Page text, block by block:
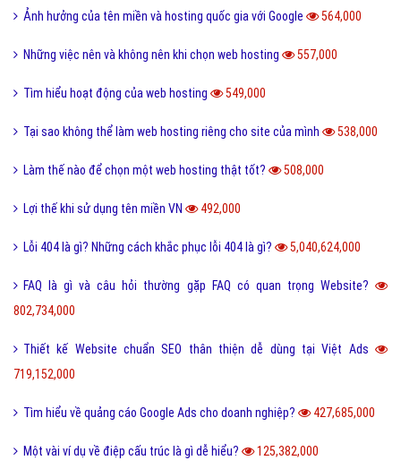
Ảnh hưởng của tên miền và hosting quốc gia với Google 564,000
Những việc nên và không nên khi chọn web hosting 557,000
Tìm hiểu hoạt động của web hosting 549,000
Tại sao không thể làm web hosting riêng cho site của mình 538,000
Làm thế nào để chọn một web hosting thật tốt? 508,000
Lợi thế khi sử dụng tên miền VN 492,000
Lỗi 404 là gì? Những cách khắc phục lỗi 404 là gì? 5,040,624,000
FAQ là gì và câu hỏi thường gặp FAQ có quan trọng Website?
802,734,000
Thiết kế Website chuẩn SEO thân thiện dễ dùng tại Việt Ads
719,152,000
Tìm hiểu về quảng cáo Google Ads cho doanh nghiệp? 427,685,000
Một vài ví dụ về điệp cấu trúc là gì dễ hiểu? 125,382,000